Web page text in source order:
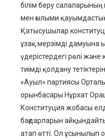
білім беру
мен ғылыми қауымдастық
Қатысушылар
ұзақ мерзімді дамуына
үдерістердегі рөлі
тиімді қолдану
«Ауыл» партиясы
орынбасары Нұрхат
Конституция жобасы
бағдарларын
атап өтті. Ол ұсынылып